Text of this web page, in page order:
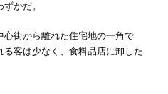
かだ。
街から離れた住宅地の一角で
る客は少なく、食料品店に卸した